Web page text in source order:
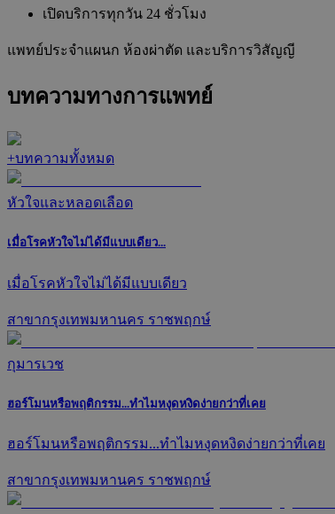
เปิดบริการทุกวัน 24 ชั่วโมง
แพทย์ประจำแผนก ห้องผ่าตัด และบริการวิสัญญี
บทความทางการแพทย์
+บทความทั้งหมด
หัวใจและหลอดเลือด
เมื่อโรคหัวใจไม่ได้มีแบบเดียว...
เมื่อโรคหัวใจไม่ได้มีแบบเดียว
สาขากรุงเทพมหานคร ราชพฤกษ์
กุมารเวช
ฮอร์โมนหรือพฤติกรรม...ทำไมหงุดหงิดง่ายกว่าที่เคย
ฮอร์โมนหรือพฤติกรรม...ทำไมหงุดหงิดง่ายกว่าที่เคย
สาขากรุงเทพมหานคร ราชพฤกษ์